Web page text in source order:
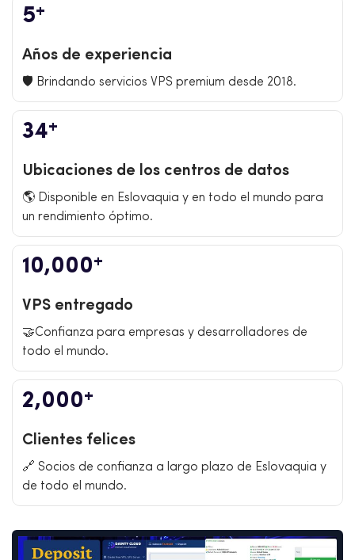
5+
Años de experiencia
🛡️ Brindando servicios VPS premium desde 2018.
34+
Ubicaciones de los centros de datos
🌎 Disponible en Eslovaquia y en todo el mundo para
un rendimiento óptimo.
10,000+
VPS entregado
🤝Confianza para empresas y desarrolladores de
todo el mundo.
2,000+
Clientes felices
🔗 Socios de confianza a largo plazo de Eslovaquia y
de todo el mundo.